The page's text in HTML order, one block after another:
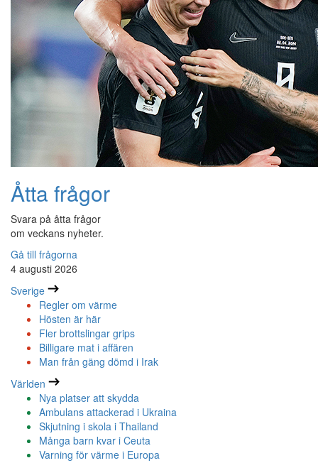
Åtta frågor
Svara på åtta frågor
om veckans nyheter.
Gå till frågorna
4 augusti 2026
Sverige
Regler om värme
Hösten är här
Fler brottslingar grips
Billigare mat i affären
Man från gäng dömd i Irak
Världen
Nya platser att skydda
Ambulans attackerad i Ukraina
Skjutning i skola i Thailand
Många barn kvar i Ceuta
Varning för värme i Europa